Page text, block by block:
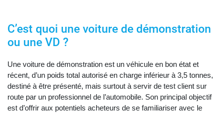
C’est quoi une voiture de démonstration
ou une VD ?
Une voiture de démonstration est un véhicule en bon état et
récent, d’un poids total autorisé en charge inférieur à 3,5 tonnes,
destiné à être présenté, mais surtout à servir de test client sur
route par un professionnel de l’automobile. Son principal objectif
est d’offrir aux potentiels acheteurs de se familiariser avec le